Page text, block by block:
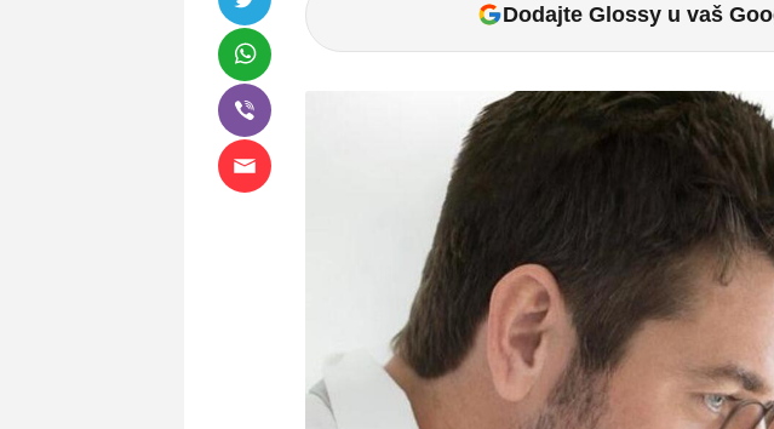
Dodajte Glossy u vaš